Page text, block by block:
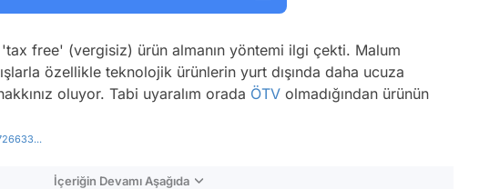
'tax free' (vergisiz) ürün almanın yöntemi ilgi çekti. Malum
özellikle teknolojik ürünlerin yurt dışında daha ucuza
oluyor. Tabi uyaralım orada ÖTV olmadığından ürünün
İçeriğin Devamı Aşağıda